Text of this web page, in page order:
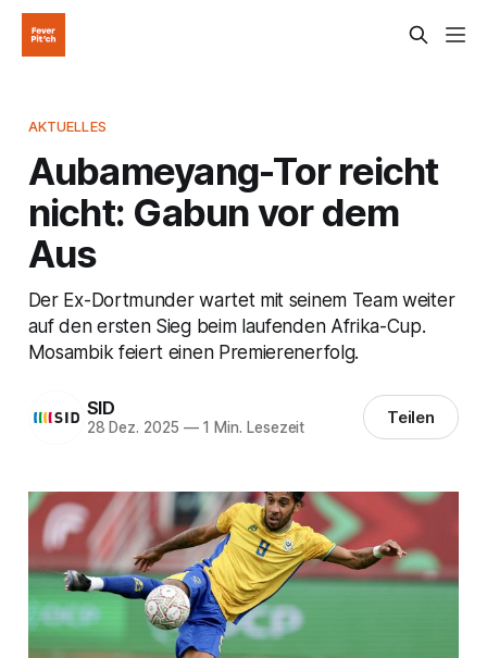
AKTUELLES
Aubameyang-Tor reicht
nicht: Gabun vor dem
Aus
Der Ex-Dortmunder wartet mit seinem Team weiter
auf den ersten Sieg beim laufenden Afrika-Cup.
Mosambik feiert einen Premierenerfolg.
SID
28 Dez. 2025 —1 Min. Lesezeit Teilen